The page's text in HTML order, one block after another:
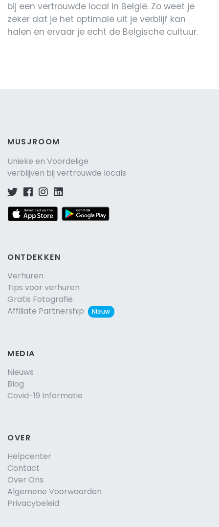
bij een vertrouwde local in België. Zo weet je
zeker dat je het optimale uit je verblijf kan
halen en ervaar je echt de Belgische cultuur.
MUSJROOM
Unieke en Voordelige
verblijven bij vertrouwde locals
ONTDEKKEN
Verhuren
Tips voor verhuren
Gratis Fotografie
Affiliate Partnership
Nieuw
MEDIA
Nieuws
Blog
Covid-19 Informatie
OVER
Helpcenter
Contact
Over Ons
Algemene Voorwaarden
Privacybeleid